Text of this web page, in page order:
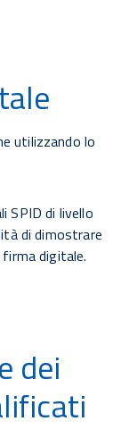
utilizzando lo
SPID di livello
di dimostrare
digitale.
dei